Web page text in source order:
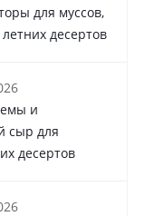
для муссов,
десертов
и
сыр для
десертов